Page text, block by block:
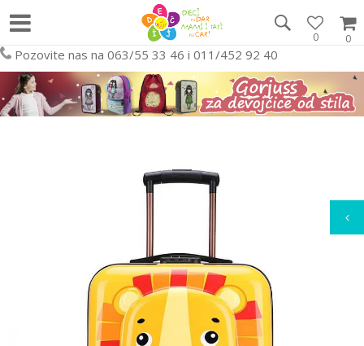
0
0
Pozovite nas na 063/55 33 46 i 011/452 92 40